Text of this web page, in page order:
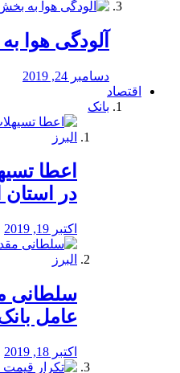
آلودگی هوا
دسامبر 24, 2019
اقتصاد
بانک
️اعطا
در استان
اکتبر 19, 2019
سلطانی
عامل
اکتبر 18, 2019